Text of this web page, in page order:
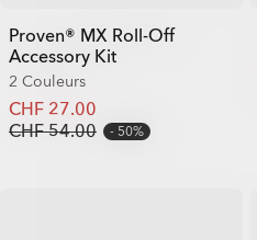
Proven® MX Roll-Off
Accessory Kit
2 Couleurs
CHF 27.00
CHF 54.00
50%